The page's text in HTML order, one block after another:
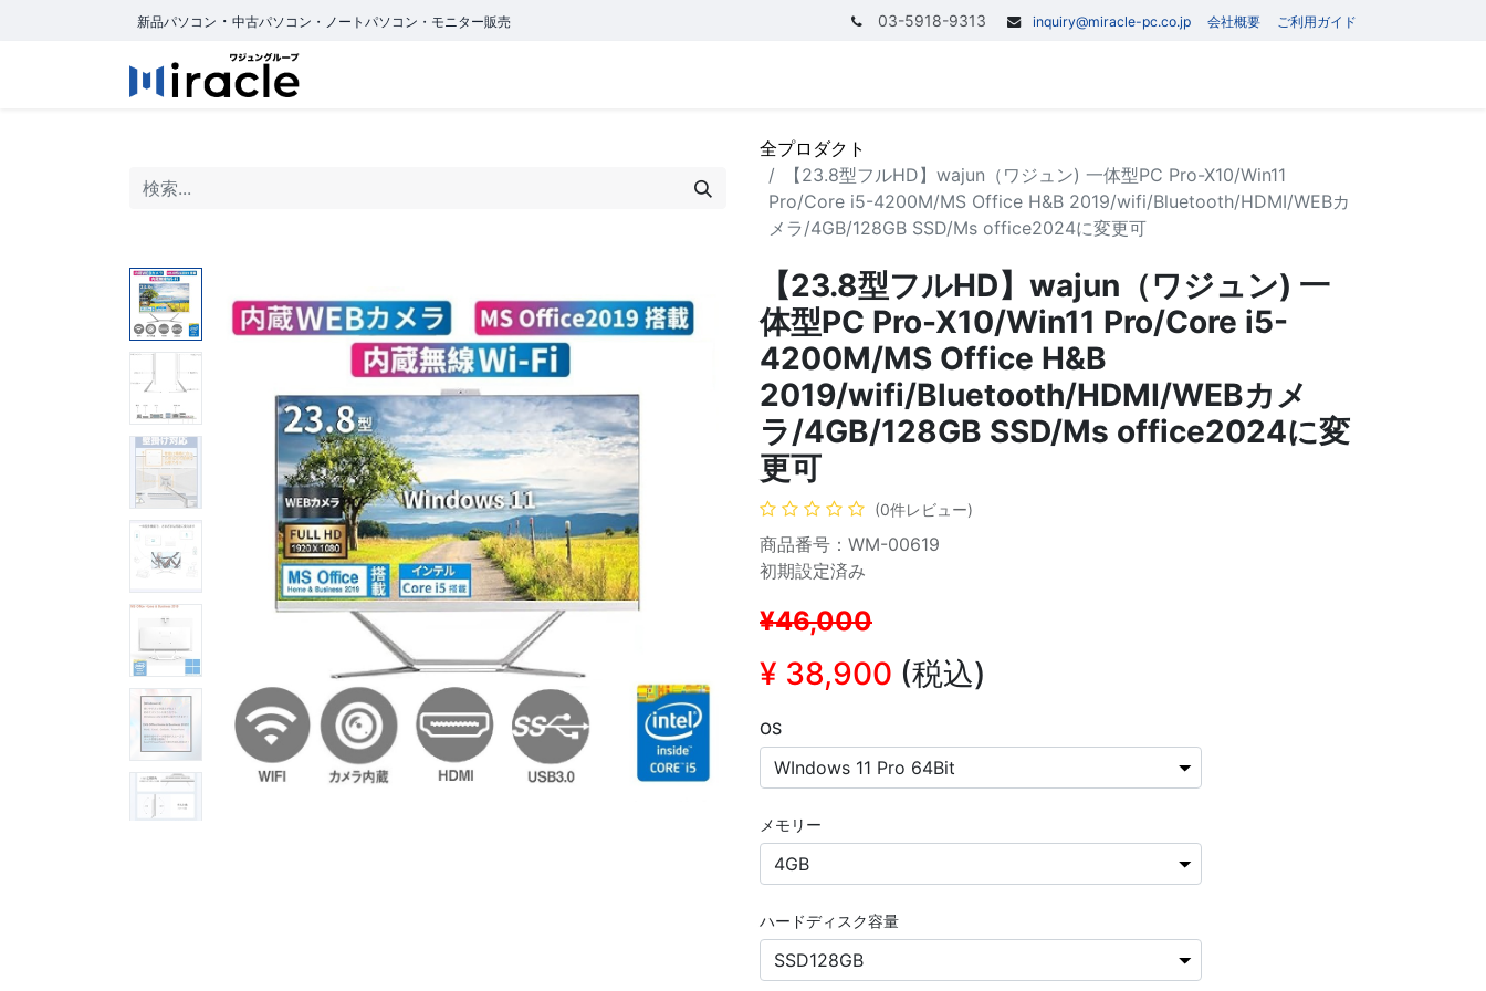
新品パソコン ・ 中古パソコン・ノートパソコン・モニター販売 03-5918-9313 inquiry@miracle-pc.co.jp 会社概要 ご利用ガイド
全プロダクト
【23.8型フルHD】wajun（ワジュン) 一体型PC Pro-X10/Win11
Pro/Core i5-4200M/MS Office H&B 2019/wifi/Bluetooth/HDMI/WEBカ
メラ/4GB/128GB SSD/Ms office2024に変更可
【23.8型フルHD】wajun（ワジュン) 一
体型PC Pro-X10/Win11 Pro/Core i5-
4200M/MS Office H&B
2019/wifi/Bluetooth/HDMI/WEBカメ
ラ/4GB/128GB SSD/Ms office2024に変
更可
(0件レビュー)
商品番号：WM-00619
初期設定済み
¥46,000
¥ 38,900 (税込)
OS
メモリー
ハードディスク容量